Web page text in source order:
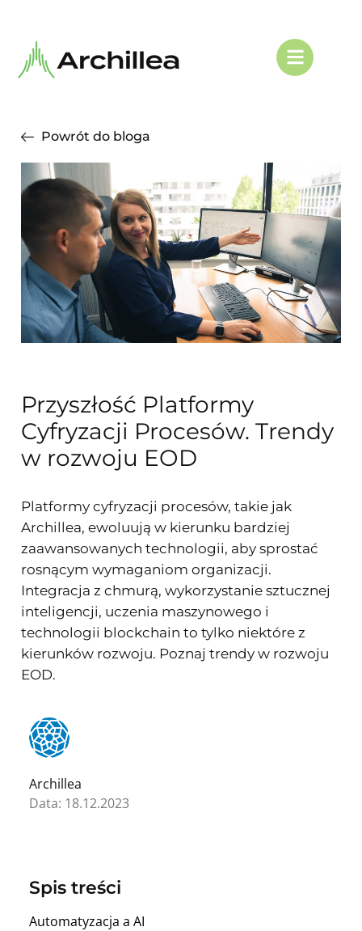
Powrót do bloga
Przyszłość Platformy
Cyfryzacji Procesów. Trendy
w rozwoju EOD
Platformy cyfryzacji procesów, takie jak
Archillea, ewoluują w kierunku bardziej
zaawansowanych technologii, aby sprostać
rosnącym wymaganiom organizacji.
Integracja z chmurą, wykorzystanie sztucznej
inteligencji, uczenia maszynowego i
technologii blockchain to tylko niektóre z
kierunków rozwoju. Poznaj trendy w rozwoju
EOD.
Archillea
Data: 18.12.2023
Spis treści
Automatyzacja a AI